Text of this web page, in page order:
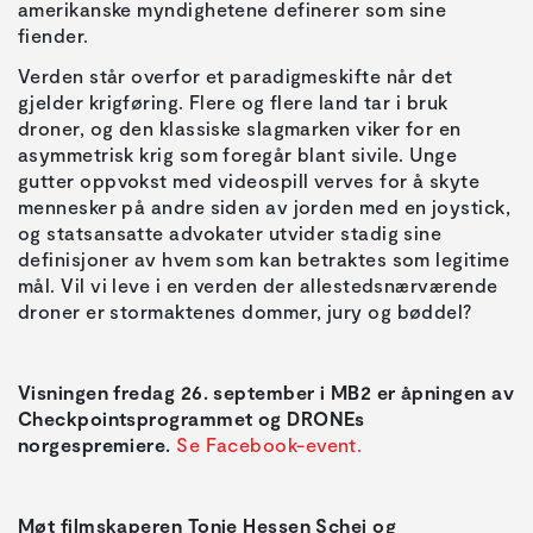
amerikanske myndighetene definerer som sine
fiender.
Verden står overfor et paradigmeskifte når det
gjelder krigføring. Flere og flere land tar i bruk
droner, og den klassiske slagmarken viker for en
asymmetrisk krig som foregår blant sivile. Unge
gutter oppvokst med videospill verves for å skyte
mennesker på andre siden av jorden med en joystick,
og statsansatte advokater utvider stadig sine
definisjoner av hvem som kan betraktes som legitime
mål. Vil vi leve i en verden der allestedsnærværende
droner er stormaktenes dommer, jury og bøddel?
Visningen fredag 26. september i MB2 er åpningen av
Checkpointsprogrammet og DRONEs
norgespremiere. Se Facebook-event.
Møt filmskaperen Tonje Hessen Schei og